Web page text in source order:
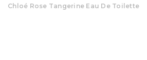
Chloé Rose Tangerine Eau De Toilette